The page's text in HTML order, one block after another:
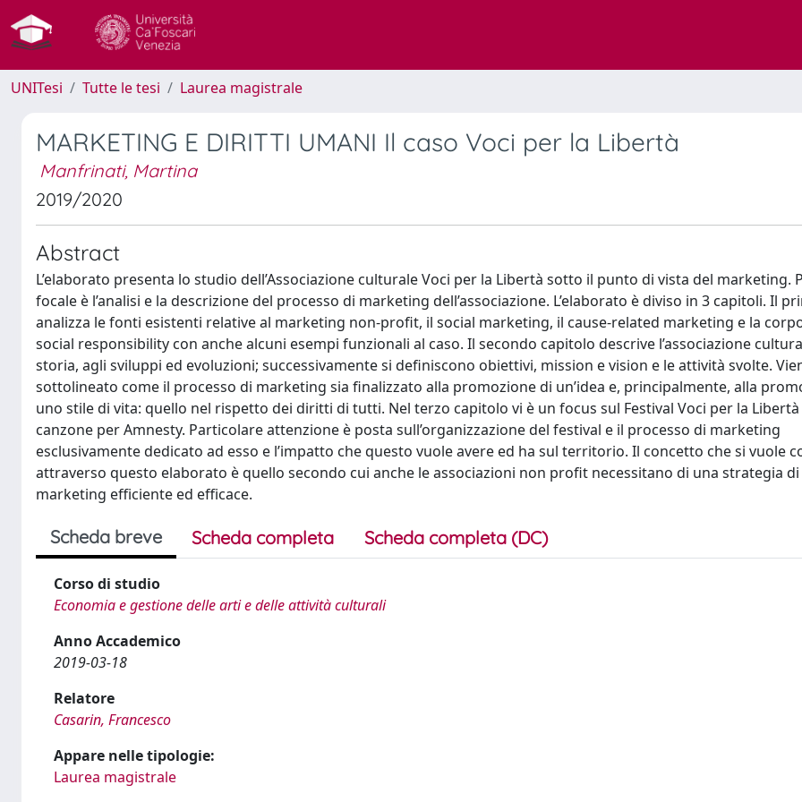
UNITesi Tutte le tesi Laurea magistrale
MARKETING E DIRITTI UMANI Il caso Voci per la Libertà
Manfrinati, Martina
2019/2020
Abstract
L’elaborato presenta lo studio dell’Associazione culturale Voci per la Libertà sotto il punto di vista del marketing.
focale è l’analisi e la descrizione del processo di marketing dell’associazione. L’elaborato è diviso in 3 capitoli. Il
analizza le fonti esistenti relative al marketing non-profit, il social marketing, il cause-related marketing e la
social responsibility con anche alcuni esempi funzionali al caso. Il secondo capitolo descrive l’associazione
storia, agli sviluppi ed evoluzioni; successivamente si definiscono obiettivi, mission e vision e le attività svolte.
sottolineato come il processo di marketing sia finalizzato alla promozione di un’idea e, principalmente, alla
uno stile di vita: quello nel rispetto dei diritti di tutti. Nel terzo capitolo vi è un focus sul Festival Voci per la Libertà
canzone per Amnesty. Particolare attenzione è posta sull’organizzazione del festival e il processo di marketing
esclusivamente dedicato ad esso e l’impatto che questo vuole avere ed ha sul territorio. Il concetto che si vuole
attraverso questo elaborato è quello secondo cui anche le associazioni non profit necessitano di una strategia di
marketing efficiente ed efficace.
Scheda breve Scheda completa Scheda completa (DC)
Corso di studio
Economia e gestione delle arti e delle attività culturali
Anno Accademico
2019-03-18
Relatore
Casarin, Francesco
Appare nelle tipologie:
Laurea magistrale